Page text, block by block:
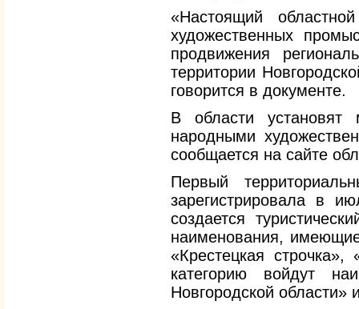
«Настоящий
художественных
продвижения
территории
говорится в документе.
В области установят
народными
сообщается на сайте
Первый
зарегистрировала в
создается
наименования,
«Крестецкая
категорию войдут
Новгородской области»